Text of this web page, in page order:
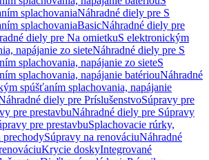
splachovaniaNáhradné diely pre S
splachovaniaBasicNáhradné diely pre
diely pre Na omietkuS elektronickým
napájanie zo sieteNáhradné diely pre S
splachovania, napájanie zo sieteS
splachovania, napájanie batériouNáhradné
spúšťaním splachovania, napájanie
diely pre PríslušenstvoSúpravy pre
pre prestavbuNáhradné diely pre Súpravy
pre prestavbuSplachovacie rúrky,
prechodySúpravy na renováciuNáhradné
Krycie doskyIntegrované